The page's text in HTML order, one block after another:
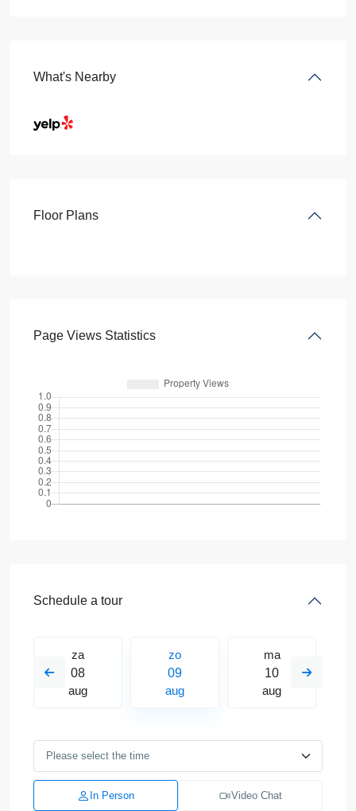
What's Nearby
Floor Plans
Page Views Statistics
Schedule a tour
za
08
aug
zo
09
aug
ma
10
aug
In Person Video Chat